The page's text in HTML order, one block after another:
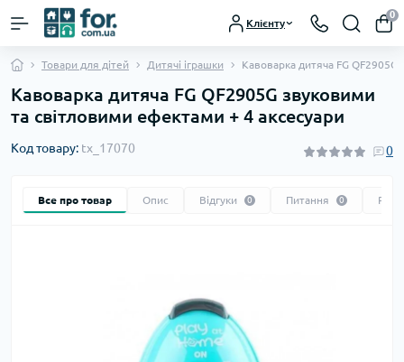
Клієнту
0
Товари для дітей Дитячі іграшки Кавоварка дитяча FG
Кавоварка дитяча FG QF2905G звуковими
та світловими ефектами + 4 аксесуари
Код товару: tx_17070 0
Все про товар Опис Відгуки 0 Питання 0